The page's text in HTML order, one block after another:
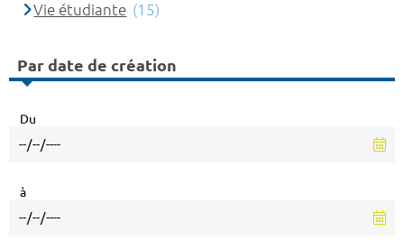
Vie étudiante (15)
Par date de création
Du
à